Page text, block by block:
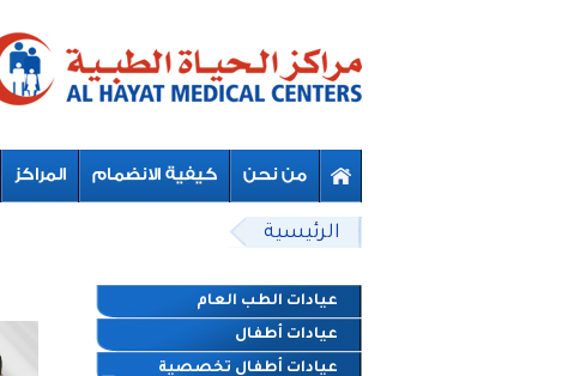
Beyond Designs You are here
الرئيسية
عيادات الطب العام
عيادات أطفال
عيادات أطفال تخصصية